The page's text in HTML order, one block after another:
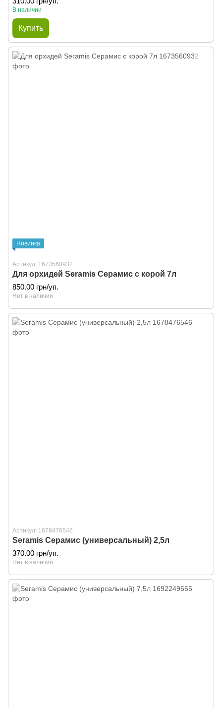
В наличии
Купить
Новинка
Артикул: 1673560932
Для орхидей Seramis Серамис с корой 7л
850.00 грн/уп.
Нет в наличии
Артикул: 1678476546
Seramis Серамис (универсальный) 2,5л
370.00 грн/уп.
Нет в наличии